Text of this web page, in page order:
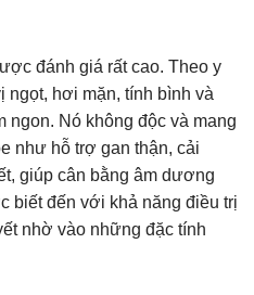
đánh giá rất cao. Theo y
ngọt, hơi mặn, tính bình và
ngon. Nó không độc và mang
như hỗ trợ gan thận, cải
giúp cân bằng âm dương
biết đến với khả năng điều trị
nhờ vào những đặc tính